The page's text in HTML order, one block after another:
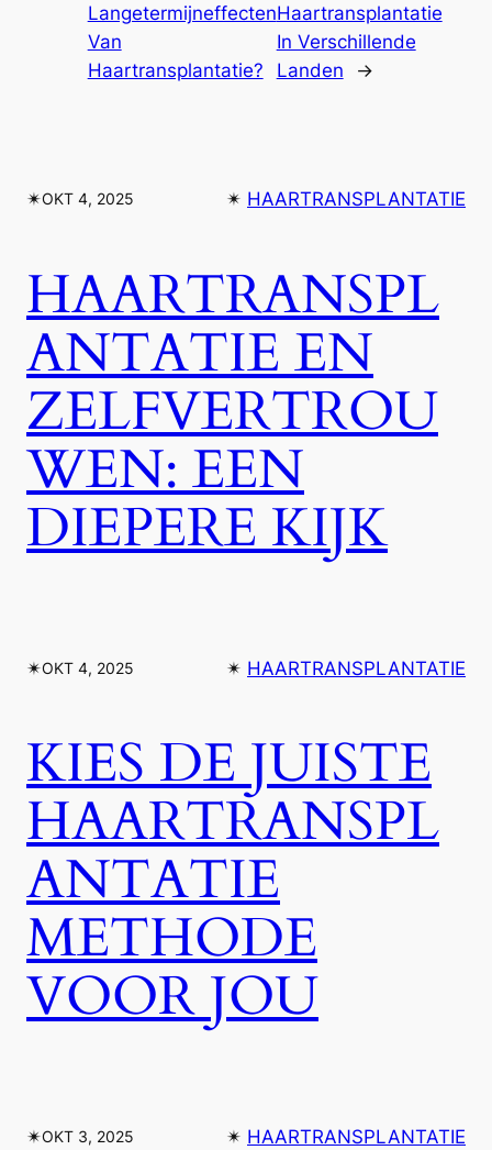
Langetermijneffecten
Van
Haartransplantatie?
Haartransplantatie
In Verschillende
Landen
→
✴︎OKT 4, 2025 ✴︎ HAARTRANSPLANTATIE
HAARTRANSPL
ANTATIE EN
ZELFVERTROU
WEN: EEN
DIEPERE KIJK
✴︎OKT 4, 2025 ✴︎ HAARTRANSPLANTATIE
KIES DE JUISTE
HAARTRANSPL
ANTATIE
METHODE
VOOR JOU
✴︎OKT 3, 2025 ✴︎ HAARTRANSPLANTATIE